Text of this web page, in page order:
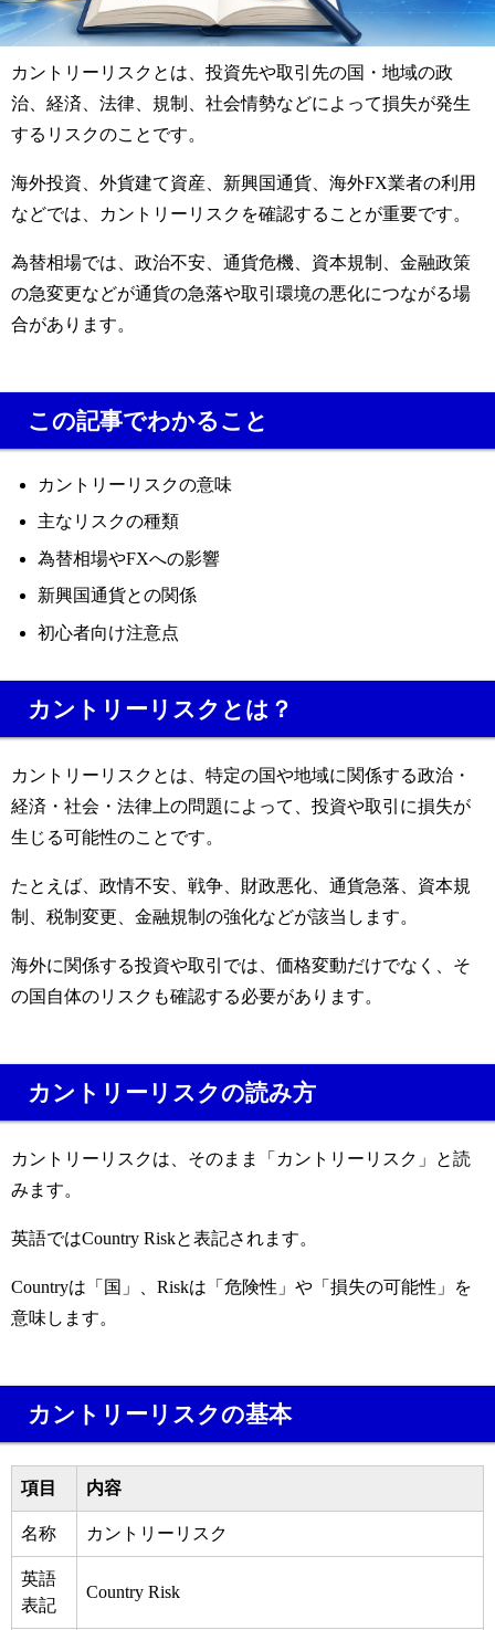
カントリーリスクとは、投資先や取引先の国・地域の政
治、経済、法律、規制、社会情勢などによって損失が発生
するリスクのことです。
海外投資、外貨建て資産、新興国通貨、海外FX業者の利用
などでは、カントリーリスクを確認することが重要です。
為替相場では、政治不安、通貨危機、資本規制、金融政策
の急変更などが通貨の急落や取引環境の悪化につながる場
合があります。
この記事でわかること
カントリーリスクの意味
主なリスクの種類
為替相場やFXへの影響
新興国通貨との関係
初心者向け注意点
カントリーリスクとは？
カントリーリスクとは、特定の国や地域に関係する政治・
経済・社会・法律上の問題によって、投資や取引に損失が
生じる可能性のことです。
たとえば、政情不安、戦争、財政悪化、通貨急落、資本規
制、税制変更、金融規制の強化などが該当します。
海外に関係する投資や取引では、価格変動だけでなく、そ
の国自体のリスクも確認する必要があります。
カントリーリスクの読み方
カントリーリスクは、そのまま「カントリーリスク」と読
みます。
英語ではCountry Riskと表記されます。
Countryは「国」、Riskは「危険性」や「損失の可能性」を
意味します。
カントリーリスクの基本
項目 内容
名称 カントリーリスク
英語
表記
Country Risk